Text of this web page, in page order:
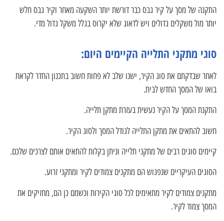
התקנה של מסך על קיר גבס כבר דורשת יותר השקעה מאחר וקיר גבס חלש
יותר מול משקלים גדולים ויש לדאוג שלא יקרוס בגלל משקל גדול מדי.
סוגי מתקני התלייה הקיימים היום:
לאחר שבדקתם את סוג הקיר, ישנו שלב לא פחות חשוב בתכנון החדר לקראת
בואו של המסך החדש לבית.
התקנת המסך על הקיר נעשית בעזרת מתקן תלייה.
חשוב להתאים את מתקן התלייה לגודל המסך ולסוג הקיר.
קיימים סוגים רבים של מתקני תלייה וניתן בקלות להתאים אותם לצרכים שלכם.
הסוגים העיקריים שנפגוש הם מתקנים צמודים לקיר ומתקני זרוע.
מתקנים צמודים לקיר מתאימים לכל סוגי הקירות וכשמם כן הם, מחזיקים את
המסך צמוד לקיר.